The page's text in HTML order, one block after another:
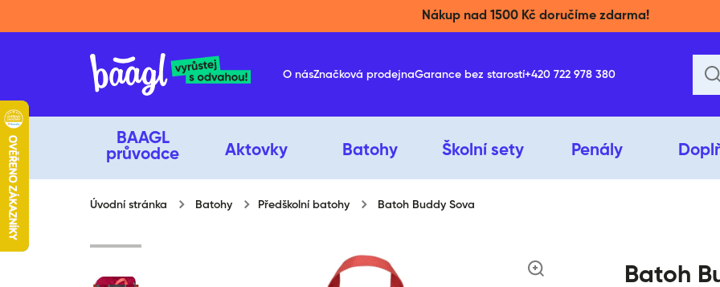
Nákup nad 1500 Kč doručíme zdarma!
O násZnačková prodejnaGarance bez starostí+420 722 978 380
BAAGL
průvodce
Aktovky Batohy Školní sety Penály
Úvodní stránka Batohy Předškolní batohy Batoh Buddy Sova
Batoh